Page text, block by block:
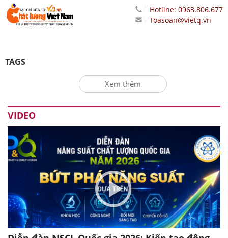
Hotline: 0963.806.677
Toasoan@vietq.vn
TAGS
Xem thêm
VIDEO